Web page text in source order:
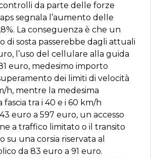
da parte delle forze
segnala l’aumento delle
La conseguenza è che un
di sosta passerebbe dagli attuali
l’uso del cellulare alla guida
euro, medesimo importo
dei limiti di velocità
h, mentre la medesima
fascia tra i 40 e i 60 km/h
euro a 597 euro, un accesso
a traffico limitato o il transito
su una corsia riservata al
da 83 euro a 91 euro.